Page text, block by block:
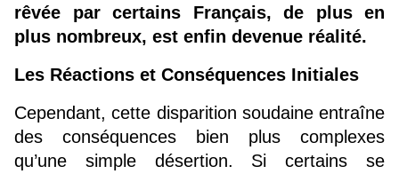
rêvée par certains Français, de plus en
plus nombreux, est enfin devenue réalité.
Les Réactions et Conséquences Initiales
Cependant, cette disparition soudaine entraîne
des conséquences bien plus complexes
qu’une simple désertion. Si certains se